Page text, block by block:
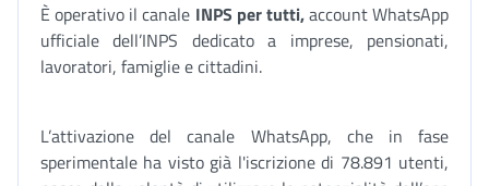
È operativo il canale INPS per tutti,account WhatsApp
ufficiale dell’INPS dedicato a imprese, pensionati,
lavoratori, famiglie e cittadini.
L’attivazione del canale WhatsApp, che in fase
sperimentale ha visto già l'iscrizione di 78.891 utenti,